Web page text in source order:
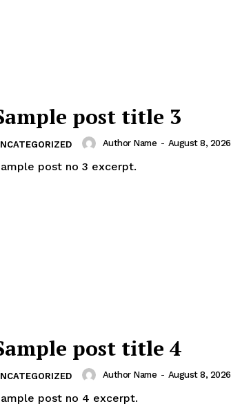
post title 3
Author Name - August 8, 2026
post no 3 excerpt.
post title 4
Author Name - August 8, 2026
post no 4 excerpt.